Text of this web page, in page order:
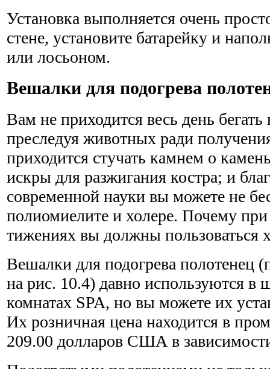
Установка выполняется очень
стене, установите батарей­ку и
или лосьоном.
Вешалки для подогрева
Вам не приходится весь день
преследуя животных ради
приходится стучать камнем о
искры для разжигания костра; и
современной науки вы можете не
полиомиелите и холере. Почему
тижениях вы должны пользоваться
Вешалки для подогрева полотенец
на рис. 10.4) давно используются в
комнатах SPA, но вы можете их
Их розничная цена находится в
209.00 долларов США в